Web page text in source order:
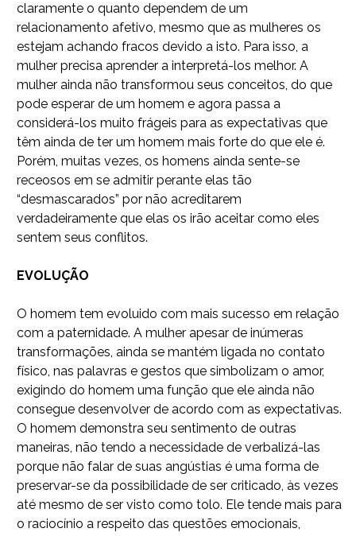
claramente o quanto dependem de um
relacionamento afetivo, mesmo que as mulheres os
estejam achando fracos devido a isto. Para isso, a
mulher precisa aprender a interpretá-los melhor. A
mulher ainda não transformou seus conceitos, do que
pode esperar de um homem e agora passa a
considerá-los muito frágeis para as expectativas que
têm ainda de ter um homem mais forte do que ele é.
Porém, muitas vezes, os homens ainda sente-se
receosos em se admitir perante elas tão
“desmascarados” por não acreditarem
verdadeiramente que elas os irão aceitar como eles
sentem seus conflitos.
EVOLUÇÃO
O homem tem evoluido com mais sucesso em relação
com a paternidade. A mulher apesar de inúmeras
transformações, ainda se mantém ligada no contato
físico, nas palavras e gestos que simbolizam o amor,
exigindo do homem uma função que ele ainda não
consegue desenvolver de acordo com as expectativas.
O homem demonstra seu sentimento de outras
maneiras, não tendo a necessidade de verbalizá-las
porque não falar de suas angústias é uma forma de
preservar-se da possibilidade de ser criticado, às vezes
até mesmo de ser visto como tolo. Ele tende mais para
o raciocínio a respeito das questões emocionais,